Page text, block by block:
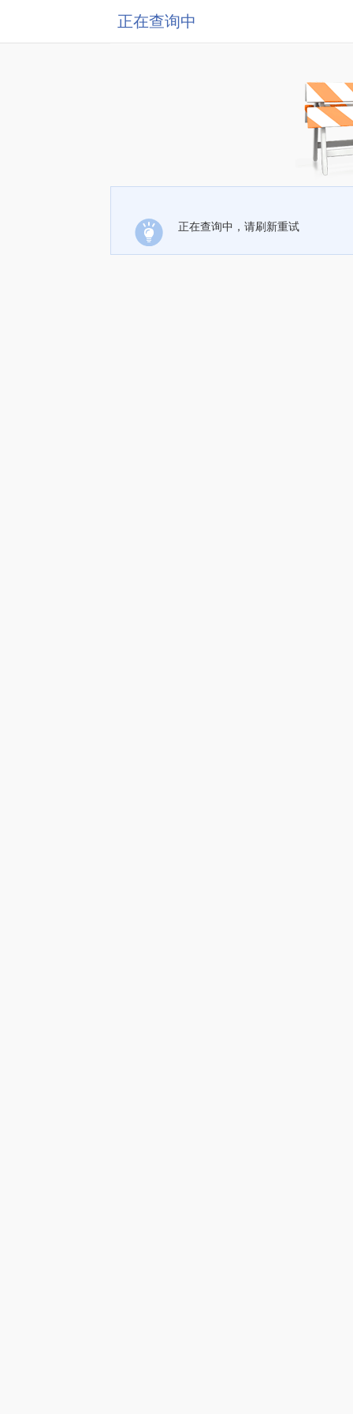
正在查询中
正在查询中，请刷新重试